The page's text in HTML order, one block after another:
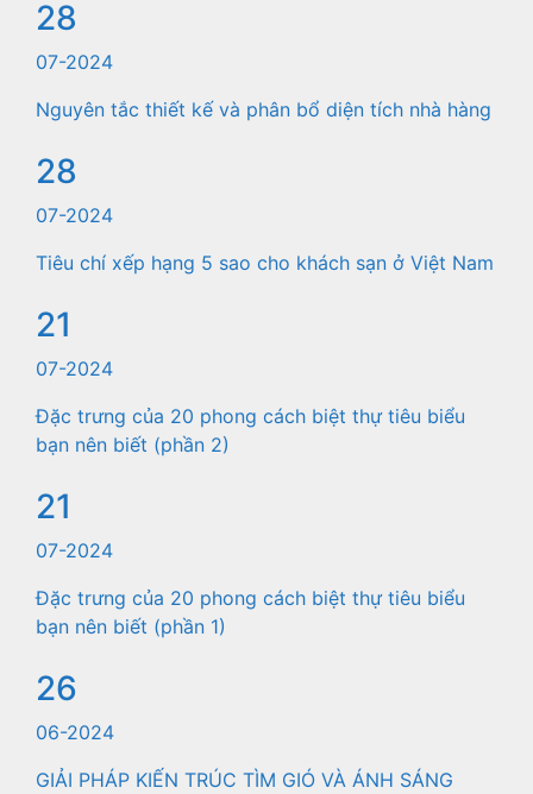
28
07-2024
Nguyên tắc thiết kế và phân bổ diện tích nhà hàng
28
07-2024
Tiêu chí xếp hạng 5 sao cho khách sạn ở Việt Nam
21
07-2024
Đặc trưng của 20 phong cách biệt thự tiêu biểu
bạn nên biết (phần 2)
21
07-2024
Đặc trưng của 20 phong cách biệt thự tiêu biểu
bạn nên biết (phần 1)
26
06-2024
GIẢI PHÁP KIẾN TRÚC TÌM GIÓ VÀ ÁNH SÁNG